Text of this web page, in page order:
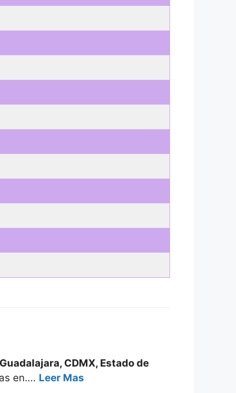
CDMX, Estado de
en…. Leer Mas